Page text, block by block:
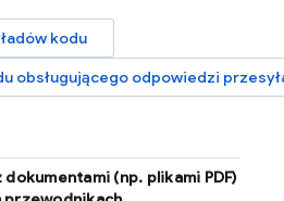
kodu
obsługującego odpowiedzi
(np. plikami PDF)